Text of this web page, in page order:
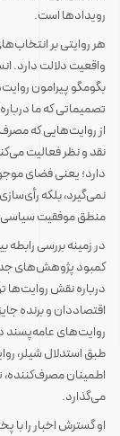
رویدادها است.
هر روایتی بر
واقعیت دلالت دارد.
بگومگو پیرامون
تصمیماتی که ما
از روایت‌هایی که
نقد و نظر فعالیت
دارد؛ یعنی فضای
نمی‌گیرد، بلکه
منطق موفقیت
در زمینه بررسی رابطه
کمبود پژوهش‌های
درباره نقش روایت‌ها
روایت‌های عامه‌پسند
طبق استدلال شیلر،
اطمینان مصرف‌کننده،
می‌گذارد.
او گسترش اخبار را